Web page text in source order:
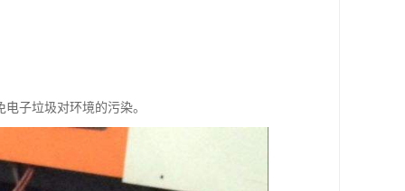
子垃圾对环境的污染。